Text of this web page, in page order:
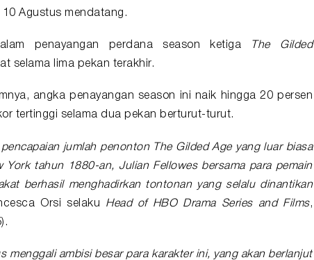
Agustus mendatang.
penayangan perdana season ketiga
The Gilded
selama lima pekan terakhir.
angka penayangan season ini naik hingga 20 persen
tertinggi selama dua pekan berturut-turut.
jumlah penonton The Gilded Age yang luar biasa
York tahun 1880-an, Julian Fellowes bersama para pemain
berhasil menghadirkan tontonan yang selalu dinantikan
Orsi selaku Head of HBO Drama Series and Films,
menggali ambisi besar para karakter ini, yang akan berlanjut